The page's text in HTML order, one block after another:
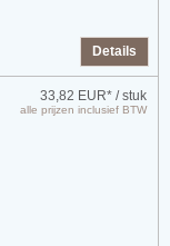
Details
33,82 EUR* / stuk
alle prijzen inclusief BTW